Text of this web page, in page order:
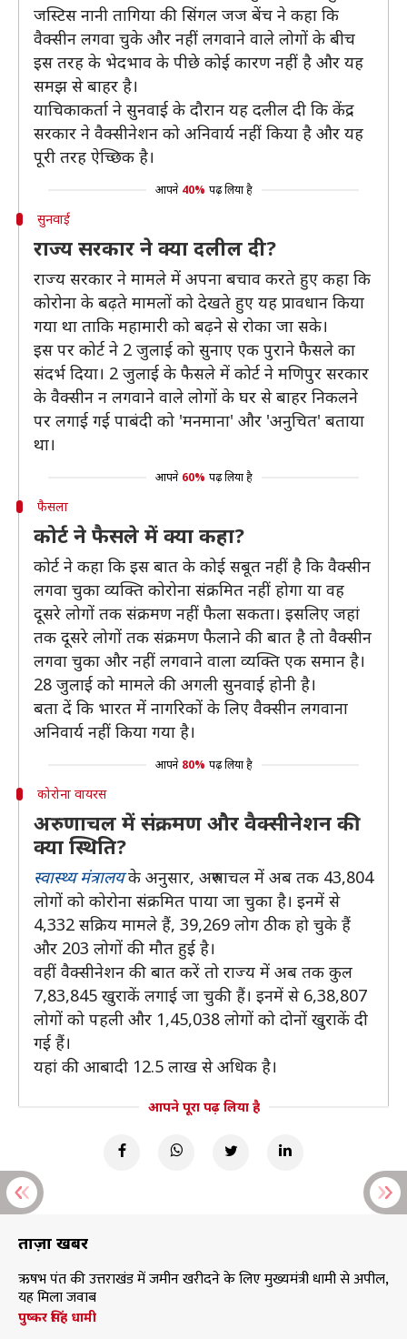
जस्टिस नानी तागिया की सिंगल जज बेंच ने कहा कि
वैक्सीन लगवा चुके और नहीं लगवाने वाले लोगों के बीच
इस तरह के भेदभाव के पीछे कोई कारण नहीं है और यह
समझ से बाहर है।
याचिकाकर्ता ने सुनवाई के दौरान यह दलील दी कि केंद्र
सरकार ने वैक्सीनेशन को अनिवार्य नहीं किया है और यह
पूरी तरह ऐच्छिक है।
आपने 40% पढ़ लिया है
सुनवाई
राज्य सरकार ने क्या दलील दी?
राज्य सरकार ने मामले में अपना बचाव करते हुए कहा कि
कोरोना के बढ़ते मामलों को देखते हुए यह प्रावधान किया
गया था ताकि महामारी को बढ़ने से रोका जा सके।
इस पर कोर्ट ने 2 जुलाई को सुनाए एक पुराने फैसले का
संदर्भ दिया। 2 जुलाई के फैसले में कोर्ट ने मणिपुर सरकार
के वैक्सीन न लगवाने वाले लोगों के घर से बाहर निकलने
पर लगाई गई पाबंदी को 'मनमाना' और 'अनुचित' बताया
था।
आपने 60% पढ़ लिया है
फैसला
कोर्ट ने फैसले में क्या कहा?
कोर्ट ने कहा कि इस बात के कोई सबूत नहीं है कि वैक्सीन
लगवा चुका व्यक्ति कोरोना संक्रमित नहीं होगा या वह
दूसरे लोगों तक संक्रमण नहीं फैला सकता। इसलिए जहां
तक दूसरे लोगों तक संक्रमण फैलाने की बात है तो वैक्सीन
लगवा चुका और नहीं लगवाने वाला व्यक्ति एक समान है।
28 जुलाई को मामले की अगली सुनवाई होनी है।
बता दें कि भारत में नागरिकों के लिए वैक्सीन लगवाना
अनिवार्य नहीं किया गया है।
आपने 80% पढ़ लिया है
कोरोना वायरस
अरुणाचल में संक्रमण और वैक्सीनेशन की
क्या स्थिति?
स्वास्थ्य मंत्रालयके अनुसार, अरुणाचल में अब तक 43,804
लोगों को कोरोना संक्रमित पाया जा चुका है। इनमें से
4,332 सक्रिय मामले हैं, 39,269 लोग ठीक हो चुके हैं
और 203 लोगों की मौत हुई है।
वहीं वैक्सीनेशन की बात करें तो राज्य में अब तक कुल
7,83,845 खुराकें लगाई जा चुकी हैं। इनमें से 6,38,807
लोगों को पहली और 1,45,038 लोगों को दोनों खुराकें दी
गई हैं।
यहां की आबादी 12.5 लाख से अधिक है।
आपने पूरा पढ़ लिया है
ताज़ा खबरें
ऋषभ पंत की उत्तराखंड में जमीन खरीदने के लिए मुख्यमंत्री धामी से अपील,
यह मिला जवाब
पुष्कर सिंह धामी